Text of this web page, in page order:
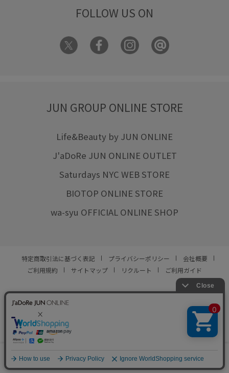
0
FOLLOW US ON
JUN GROUP ONLINE STORE
Life&Beauty by JUN ONLINE
J'aDoRe JUN ONLINE OUTLET
Saturdays NYC WEB STORE
BIOTOP ONLINE STORE
wa-syu OFFICIAL ONLINE SHOP
特定商取引法に基づく表記 プライバシーポリシー
会社概要
ご利用規約
サイトマップ リクルート ご利用ガイド
© JUN CO.,LTD. ALL RIGHTS RESERVED.